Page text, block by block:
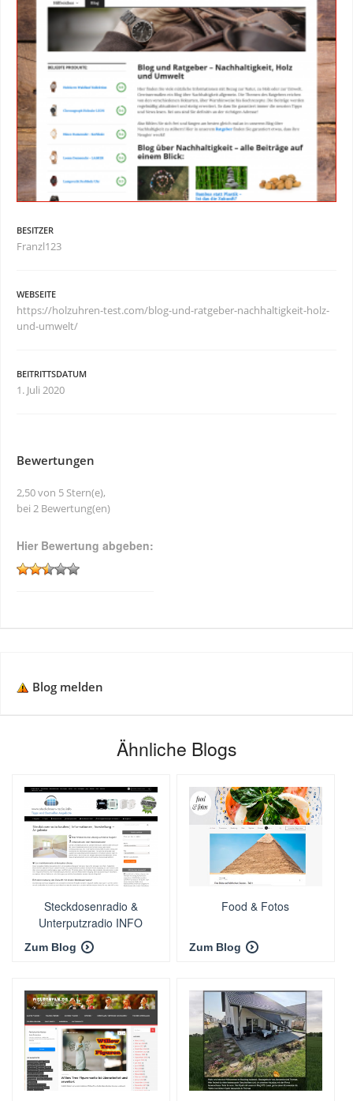
BESITZER
Franzl123
WEBSEITE
https://holzuhren-test.com/blog-und-ratgeber-nachhaltigkeit-holz-
und-umwelt/
BEITRITTSDATUM
1. Juli 2020
Bewertungen
2,50 von 5 Stern(e),
bei 2 Bewertung(en)
Hier Bewertung abgeben:
Blog melden
Ähnliche Blogs
Steckdosenradio &
Unterputzradio INFO
III❶III
Zum Blog
Food & Fotos
Zum Blog